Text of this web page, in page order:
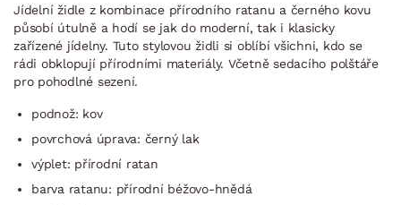
Jídelní židle z kombinace přírodního ratanu a černého kovu
působí útulně a hodí se jak do moderní, tak i klasicky
zařízené jídelny. Tuto stylovou židli si oblíbí všichni, kdo se
rádi obklopují přírodními materiály. Včetně sedacího polštáře
pro pohodlné sezení.
podnož: kov
povrchová úprava: černý lak
výplet: přírodní ratan
barva ratanu: přírodní béžovo-hnědá